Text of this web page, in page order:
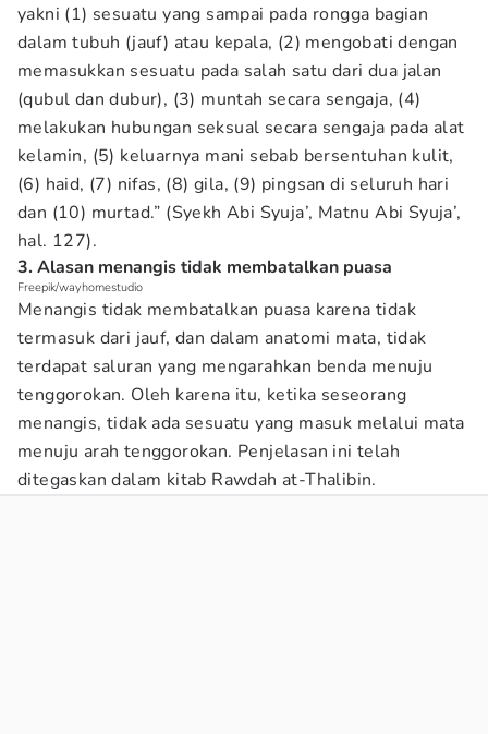
yakni (1) sesuatu yang sampai pada rongga bagian
dalam tubuh (jauf) atau kepala, (2) mengobati dengan
memasukkan sesuatu pada salah satu dari dua jalan
(qubul dan dubur), (3) muntah secara sengaja, (4)
melakukan hubungan seksual secara sengaja pada alat
kelamin, (5) keluarnya mani sebab bersentuhan kulit,
(6) haid, (7) nifas, (8) gila, (9) pingsan di seluruh hari
dan (10) murtad.” (Syekh Abi Syuja’, Matnu Abi Syuja’,
hal. 127).
3. Alasan menangis tidak membatalkan puasa
Freepik/wayhomestudio
Menangis tidak membatalkan puasa karena tidak
termasuk dari jauf, dan dalam anatomi mata, tidak
terdapat saluran yang mengarahkan benda menuju
tenggorokan. Oleh karena itu, ketika seseorang
menangis, tidak ada sesuatu yang masuk melalui mata
menuju arah tenggorokan. Penjelasan ini telah
ditegaskan dalam kitab Rawdah at-Thalibin.